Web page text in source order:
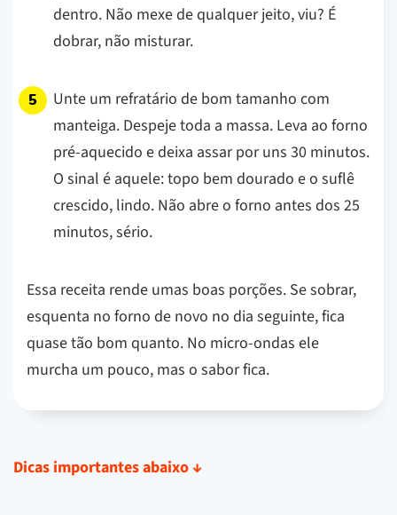
dentro. Não mexe de qualquer jeito, viu? É
dobrar, não misturar.
Unte um refratário de bom tamanho com
manteiga. Despeje toda a massa. Leva ao forno
pré-aquecido e deixa assar por uns 30 minutos.
O sinal é aquele: topo bem dourado e o suflê
crescido, lindo. Não abre o forno antes dos 25
minutos, sério.
Essa receita rende umas boas porções. Se sobrar,
esquenta no forno de novo no dia seguinte, fica
quase tão bom quanto. No micro-ondas ele
murcha um pouco, mas o sabor fica.
Dicas importantes abaixo ↓